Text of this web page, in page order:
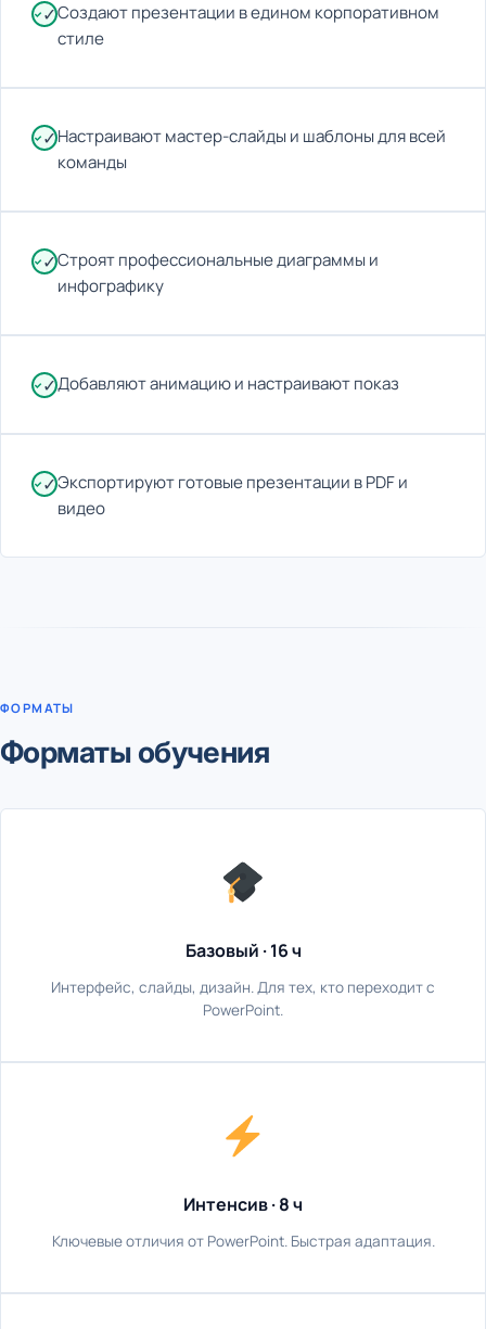
✓Создают презентации в едином корпоративном
стиле
✓Настраивают мастер-слайды и шаблоны для всей
команды
✓Строят профессиональные диаграммы и
инфографику
✓Добавляют анимацию и настраивают показ
✓Экспортируют готовые презентации в PDF и
видео
ФОРМАТЫ
Форматы обучения
Базовый · 16 ч
Интерфейс, слайды, дизайн. Для тех, кто переходит с
PowerPoint.
Интенсив · 8 ч
Ключевые отличия от PowerPoint. Быстрая адаптация.